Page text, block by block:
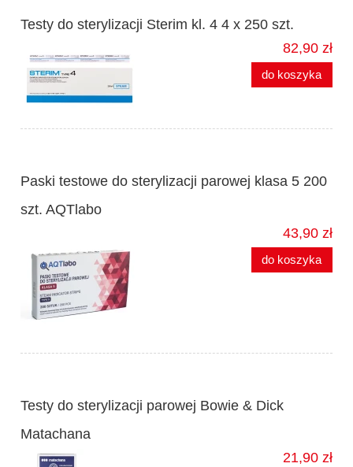
Testy do sterylizacji Sterim kl. 4 4 x 250 szt.
82,90 zł
do koszyka
Paski testowe do sterylizacji parowej klasa 5 200
szt. AQTlabo
43,90 zł
do koszyka
Testy do sterylizacji parowej Bowie & Dick
Matachana
21,90 zł